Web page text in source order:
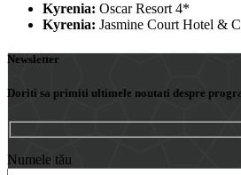
Kyrenia: Oscar Resort 4*
Kyrenia: Jasmine Court Hotel &
Newsletter
Doriti sa primiti ultimele noutati despre
Numele tău